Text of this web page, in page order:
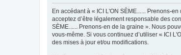
En accédant à « ICI L'ON SÈME...... Prenons-
acceptez d’être légalement responsable des
SÈME...... Prenons-en de la graine ». Nous
vous-même. Si vous continuez d’utiliser « ICI
des mises à jour et/ou modifications.